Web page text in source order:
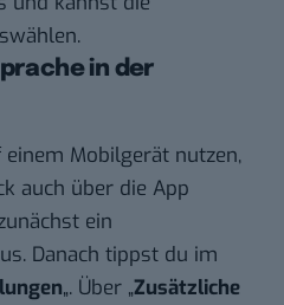
in der
Mobilgerät nutzen,
auch über die App
ein
Danach tippst du im
„. Über „Zusätzliche